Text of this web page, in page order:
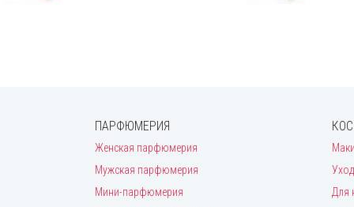
ПАРФЮМЕРИЯ
Женская парфюмерия
Мужская парфюмерия
Мини-парфюмерия
Для